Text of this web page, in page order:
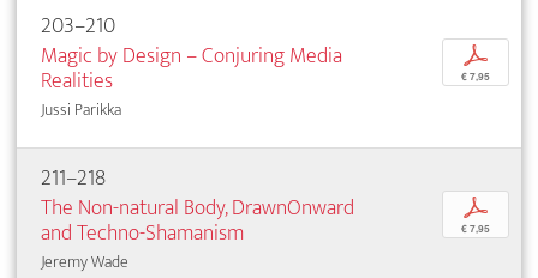
203–210
Magic by Design – Conjuring Media
Realities
Jussi Parikka
p
€ 7,95
211–218
The Non-natural Body, DrawnOnward
and Techno-Shamanism
Jeremy Wade
p
€ 7,95